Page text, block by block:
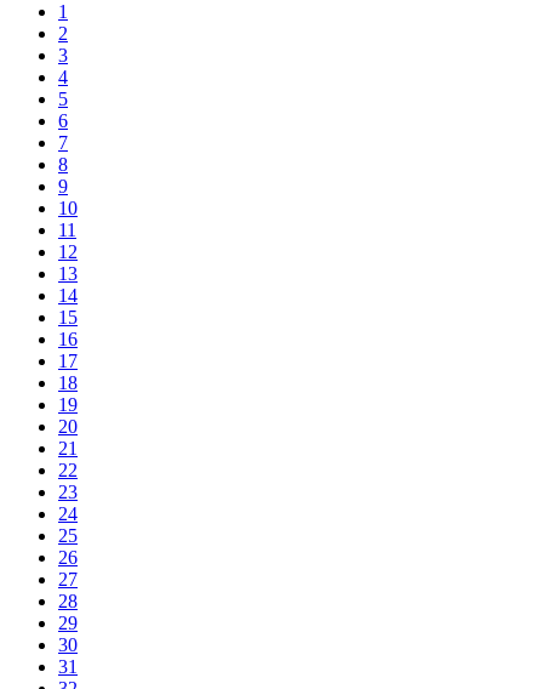
1
2
3
4
5
6
7
8
9
10
11
12
13
14
15
16
17
18
19
20
21
22
23
24
25
26
27
28
29
30
31